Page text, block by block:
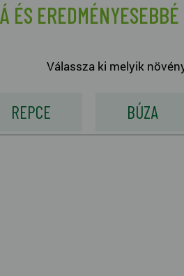
ÉS
Válassza ki melyik
REPCE BÚZA